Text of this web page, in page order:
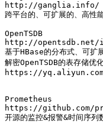
http://ganglia.info/
跨平台的、可扩展的、高
OpenTSDB
http://opentsdb.net/
基于HBase的分布式、可扩
解密OpenTSDB的表存储优
https://
Prometheus
https://github.com/